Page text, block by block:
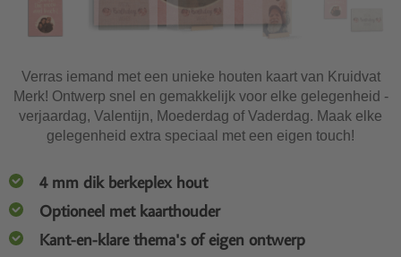
Verras iemand met een unieke houten kaart van Kruidvat
Merk! Ontwerp snel en gemakkelijk voor elke gelegenheid -
verjaardag, Valentijn, Moederdag of Vaderdag. Maak elke
gelegenheid extra speciaal met een eigen touch!
4 mm dik berkeplex hout
Optioneel met kaarthouder
Kant-en-klare thema's of eigen ontwerp